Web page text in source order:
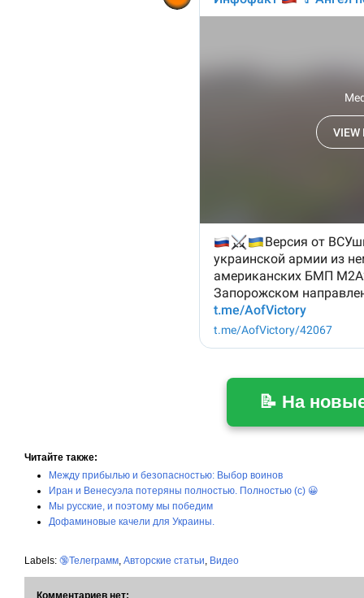
📝 На
Читайте также:
Между прибылью и безопасностью: Выбор воинов
Иран и Венесуэла потеряны полностью. Полностью (с) 😀
Мы русские, и поэтому мы победим
Дофаминовые качели для Украины.
Labels: 🔞Телеграмм, Авторские статьи, Видео
Комментариев нет: